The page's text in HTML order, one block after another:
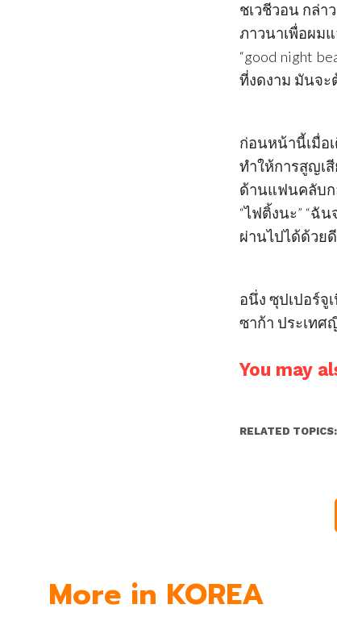
ชเวชีวอน กล่าว
ภาวนาเพื่อผม
“good night
ที่งดงาม มันจะ
ก่อนหน้านี้เมื่อ
ทำให้การสูญเ
ด้านแฟนคลับก
“ไฟติ้งนะ” “ฉั
ผ่านไปได้ด้วย
อนึ่ง ซุปเปอร์จู
ซาก้า ประเท
You may
RELATED TOPICS:
More in KOREA